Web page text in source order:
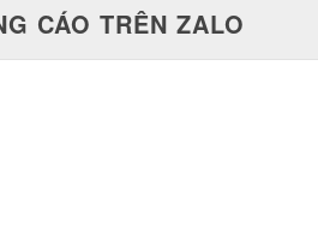
CÁO TRÊN ZALO